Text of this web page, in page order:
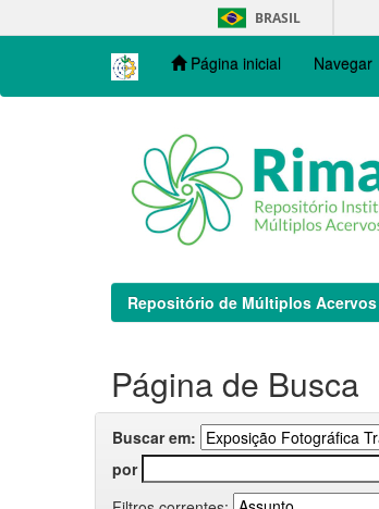
navigation
BRASIL
Página inicial Navegar
Repositório de Múltiplos Acervos
Página de Busca
Buscar em:
por